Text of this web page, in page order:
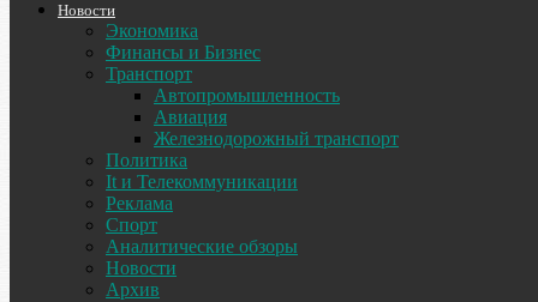
Новости
Экономика
Финансы и Бизнес
Транспорт
Автопромышленность
Авиация
Железнодорожный транспорт
Политика
It и Телекоммуникации
Реклама
Спорт
Аналитические обзоры
Новости
Архив